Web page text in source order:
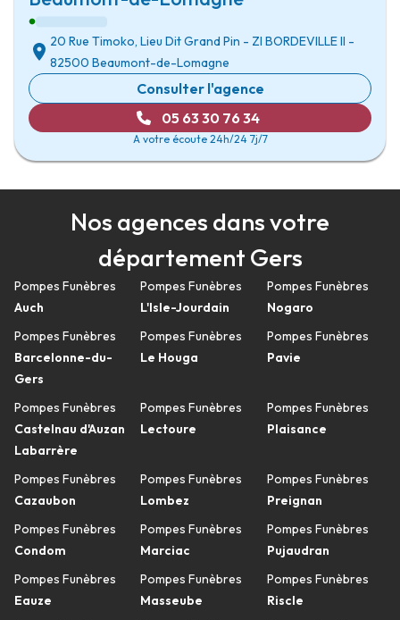
20 Rue Timoko, Lieu Dit Grand Pin - ZI BORDEVILLE II -
82500 Beaumont-de-Lomagne
Consulter l'agence
05 63 30 76 34
A votre écoute 24h/24 7j/7
Nos agences dans votre
département Gers
Pompes Funèbres
Auch
Pompes Funèbres
Barcelonne-du-
Gers
Pompes Funèbres
Castelnau d'Auzan
Labarrère
Pompes Funèbres
Cazaubon
Pompes Funèbres
Condom
Pompes Funèbres
Eauze
Pompes Funèbres
L'Isle-Jourdain
Pompes Funèbres
Le Houga
Pompes Funèbres
Lectoure
Pompes Funèbres
Lombez
Pompes Funèbres
Marciac
Pompes Funèbres
Masseube
Pompes Funèbres
Nogaro
Pompes Funèbres
Pavie
Pompes Funèbres
Plaisance
Pompes Funèbres
Preignan
Pompes Funèbres
Pujaudran
Pompes Funèbres
Riscle